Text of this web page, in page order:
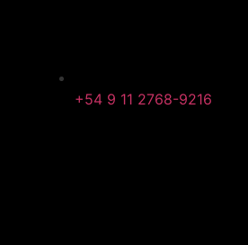
+54 9 11 2768-9216